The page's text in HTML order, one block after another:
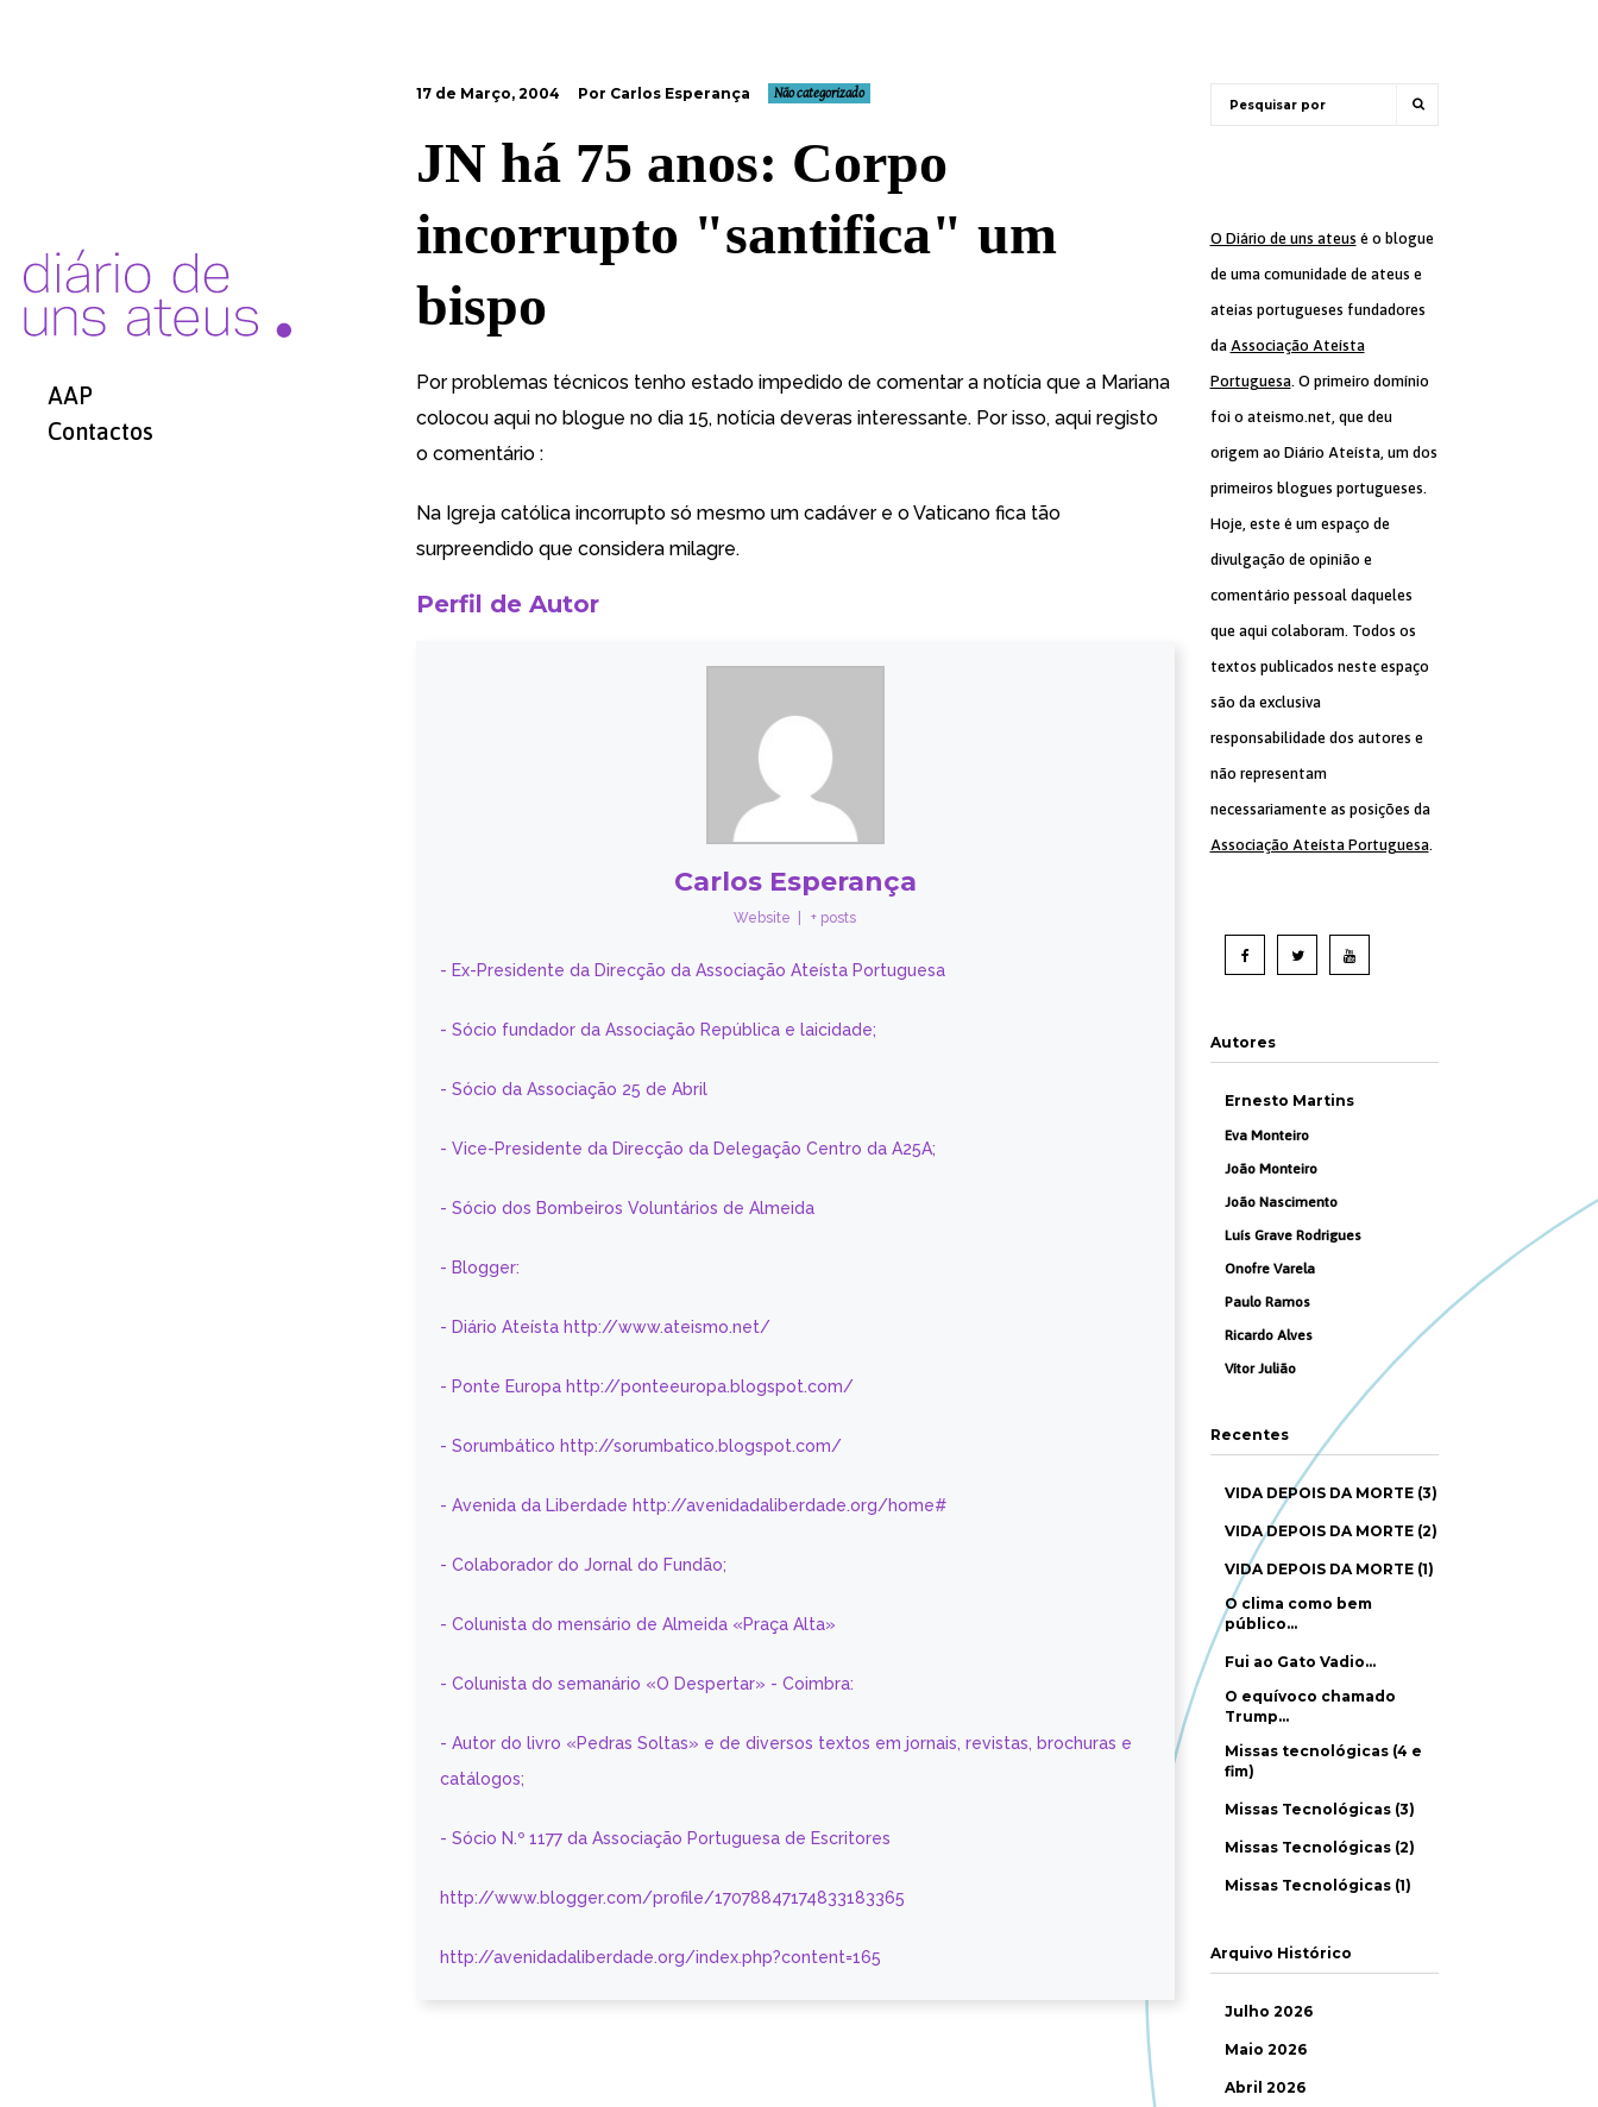
AAP
Contactos
17 de Março, 2004 Por Carlos Esperança Não categorizado
JN há 75 anos: Corpo
incorrupto "santifica" um
bispo
Por problemas técnicos tenho estado impedido de comentar a notícia que a Mariana
colocou aqui no blogue no dia 15, notícia deveras interessante. Por isso, aqui registo
o comentário :
Na Igreja católica incorrupto só mesmo um cadáver e o Vaticano fica tão
surpreendido que considera milagre.
Perfil de Autor
Carlos Esperança
Website + posts
- Ex-Presidente da Direcção da Associação Ateísta Portuguesa
- Sócio fundador da Associação República e laicidade;
- Sócio da Associação 25 de Abril
- Vice-Presidente da Direcção da Delegação Centro da A25A;
- Sócio dos Bombeiros Voluntários de Almeida
- Blogger:
- Diário Ateísta http://www.ateismo.net/
- Ponte Europa http://ponteeuropa.blogspot.com/
- Sorumbático http://sorumbatico.blogspot.com/
- Avenida da Liberdade http://avenidadaliberdade.org/home#
- Colaborador do Jornal do Fundão;
- Colunista do mensário de Almeida «Praça Alta»
- Colunista do semanário «O Despertar» - Coimbra:
- Autor do livro «Pedras Soltas» e de diversos textos em jornais, revistas, brochuras e
catálogos;
- Sócio N.º 1177 da Associação Portuguesa de Escritores
http://www.blogger.com/profile/17078847174833183365
http://avenidadaliberdade.org/index.php?content=165
O Diário de uns ateus é o blogue
de uma comunidade de ateus e
ateias portugueses fundadores
da Associação Ateísta
Portuguesa. O primeiro domínio
foi o ateismo.net, que deu
origem ao Diário Ateísta, um dos
primeiros blogues portugueses.
Hoje, este é um espaço de
divulgação de opinião e
comentário pessoal daqueles
que aqui colaboram. Todos os
textos publicados neste espaço
são da exclusiva
responsabilidade dos autores e
não representam
necessariamente as posições da
Associação Ateísta Portuguesa.
Autores
Ernesto Martins
Eva Monteiro
João Monteiro
João Nascimento
Luís Grave Rodrigues
Onofre Varela
Paulo Ramos
Ricardo Alves
Vítor Julião
Recentes
VIDA DEPOIS DA MORTE (3)
VIDA DEPOIS DA MORTE (2)
VIDA DEPOIS DA MORTE (1)
O clima como bem
público…
Fui ao Gato Vadio…
O equívoco chamado
Trump…
Missas tecnológicas (4 e
fim)
Missas Tecnológicas (3)
Missas Tecnológicas (2)
Missas Tecnológicas (1)
Arquivo Histórico
Julho 2026
Maio 2026
Abril 2026